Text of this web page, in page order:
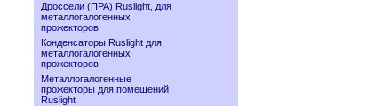
Дроссели (ПРА) Ruslight, для
металлогалогенных
прожекторов
Конденсаторы Ruslight для
металлогалогенных
прожекторов
Металлогалогенные
прожекторы для помещений
Ruslight